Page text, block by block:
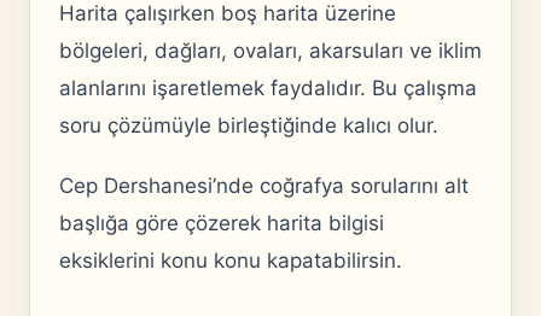
Harita çalışırken boş harita üzerine
bölgeleri, dağları, ovaları, akarsuları ve iklim
alanlarını işaretlemek faydalıdır. Bu çalışma
soru çözümüyle birleştiğinde kalıcı olur.
Cep Dershanesi’nde coğrafya sorularını alt
başlığa göre çözerek harita bilgisi
eksiklerini konu konu kapatabilirsin.